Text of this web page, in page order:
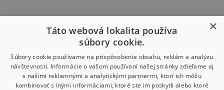
×
Táto webová lokalita používa
súbory cookie.
Súbory cookie používame na prispôsobenie obsahu, reklám a analýzu
návštevnosti. Informácie o vašom používaní našej stránky zdieľame aj
s našimi reklamnými a analytickými partnermi, ktorí ich môžu
kombinovať s inými informáciami, ktoré ste im poskytli alebo ktoré